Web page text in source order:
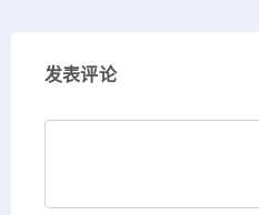
发表评论